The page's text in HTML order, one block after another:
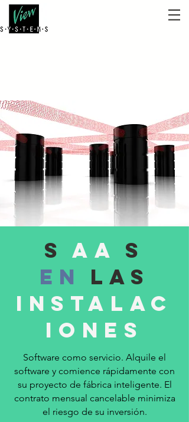
S aa
S
En
las
instalac
iones
Software como servicio. Alquile el
software y comience rápidamente con
su proyecto de fábrica inteligente. El
contrato mensual cancelable minimiza
el riesgo de su inversión.